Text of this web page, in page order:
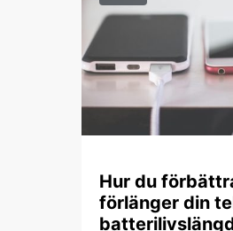
Hur du
förlänger din